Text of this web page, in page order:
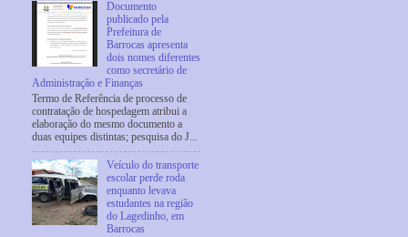
Documento
publicado pela
Prefeitura de
Barrocas apresenta
dois nomes diferentes
como secretário de
Administração e Finanças
Termo de Referência de processo de
contratação de hospedagem atribui a
elaboração do mesmo documento a
duas equipes distintas; pesquisa do J...
Veículo do transporte
escolar perde roda
enquanto levava
estudantes na região
do Lagedinho, em
Barrocas